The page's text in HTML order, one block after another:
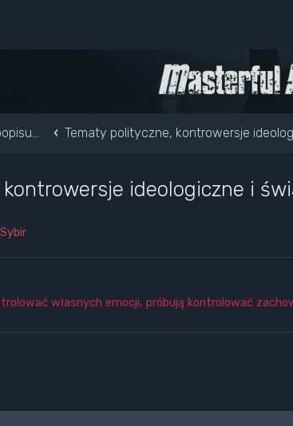
Tematy polityczne, kontrowersje
ideologiczne i
Sybir
własnych emocji, próbują kontrolować